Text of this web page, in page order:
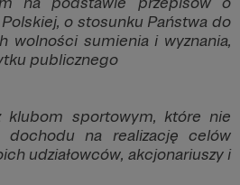
o stosunku Państwa do
wolności sumienia i wyznania,
publicznego
klubom sportowym, które nie
dochodu na realizację celów
udziałowców, akcjonariuszy i